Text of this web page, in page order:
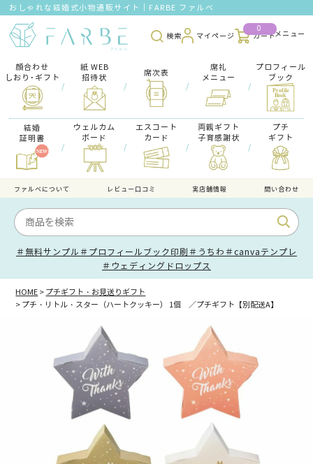
おしゃれな結婚式小物通販サイト｜FARBE ファルベ
検索 マイページ
0
カート
顔合わせ
しおり･ギフト
/
紙 WEB
招待状
/
席次表
/
席礼
メニュー
/
プロフィール
ブック
結婚
証明書
/
ウェルカム
ボード
/
エスコート
カード
/
両親ギフト
子育感謝状
/
プチ
ギフト
ファルべについて レビュー口コミ 実店舗情報 問い合わせ
＃無料サンプル ＃プロフィールブック印刷 ＃うちわ ＃canvaテンプレ
＃ウェディングドロップス
HOME
プチギフト・お見送りギフト
プチ・リトル・スター（ハートクッキー） 1個 ／プチギフト【別配送A】